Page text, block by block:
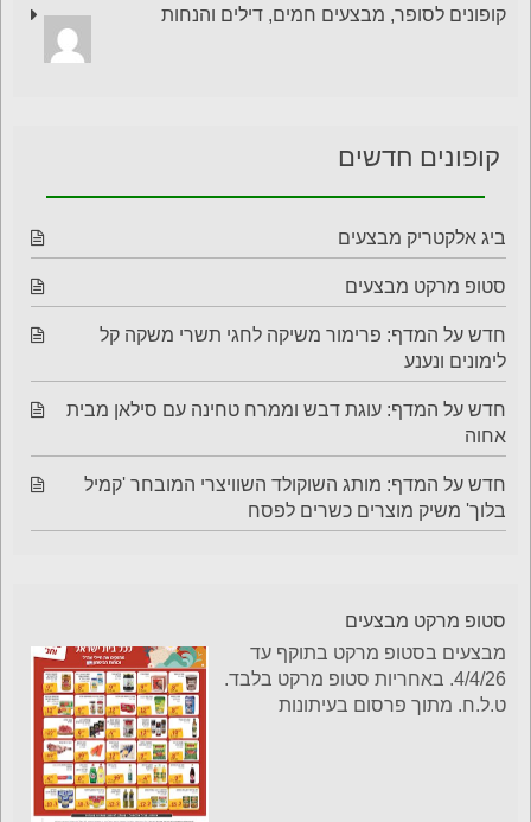
קופונים לסופר, מבצעים חמים, דילים והנחות
קופונים חדשים
ביג אלקטריק מבצעים
סטופ מרקט מבצעים
חדש על המדף: פרימור משיקה לחגי תשרי משקה קל
לימונים ונענע
חדש על המדף: עוגת דבש וממרח טחינה עם סילאן מבית
אחוה
חדש על המדף: מותג השוקולד השוויצרי המובחר 'קמיל
בלוך' משיק מוצרים כשרים לפסח
סטופ מרקט מבצעים
מבצעים בסטופ מרקט בתוקף עד
4/4/26. באחריות סטופ מרקט בלבד.
ט.ל.ח. מתוך פרסום בעיתונות